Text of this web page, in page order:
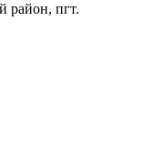
район, пгт.